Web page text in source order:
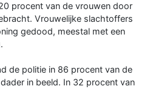
procent van de vrouwen door
Vrouwelijke slachtoffers
gedood, meestal met een
de politie in 86 procent van de
in beeld. In 32 procent van